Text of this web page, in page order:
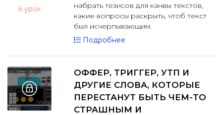
6 урок
набрать тезисов для канвы текстов,
какие вопросы раскрыть, чтоб текст
был исчерпывающим.
Подробнее
ОФФЕР, ТРИГГЕР, УТП И
ДРУГИЕ СЛОВА, КОТОРЫЕ
ПЕРЕСТАНУТ БЫТЬ ЧЕМ-ТО
СТРАШНЫМ И